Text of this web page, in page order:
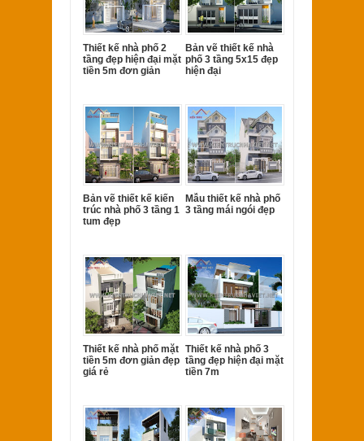
Thiết kế nhà phố 2
tầng đẹp hiện đại mặt
tiền 5m đơn giản
Bản vẽ thiết kế nhà
phố 3 tầng 5x15 đẹp
hiện đại
Bản vẽ thiết kế kiến
trúc nhà phố 3 tầng 1
tum đẹp
Mẫu thiết kế nhà phố
3 tầng mái ngói đẹp
Thiết kế nhà phố mặt
tiền 5m đơn giản đẹp
giá rẻ
Thiết kế nhà phố 3
tầng đẹp hiện đại mặt
tiền 7m